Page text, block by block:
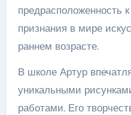
предрасположенность
признания в мире
раннем возрасте.
В школе Артур
уникальными
работами. Его